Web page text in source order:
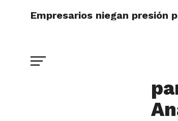
Empresarios niegan presión